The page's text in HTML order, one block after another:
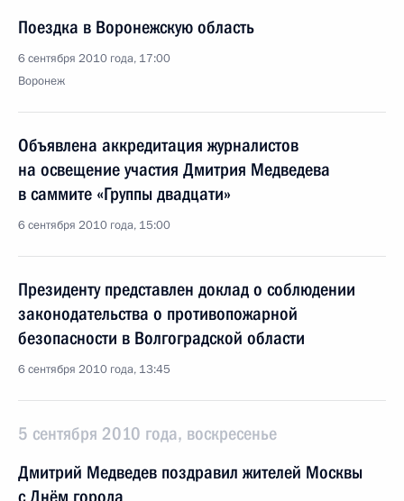
Поездка в Воронежскую область
6 сентября 2010 года, 17:00
Воронеж
Объявлена аккредитация журналистов
на освещение участия Дмитрия Медведева
в саммите «Группы двадцати»
6 сентября 2010 года, 15:00
Президенту представлен доклад о соблюдении
законодательства о противопожарной
безопасности в Волгоградской области
6 сентября 2010 года, 13:45
5 сентября 2010 года, воскресенье
Дмитрий Медведев поздравил жителей Москвы
с Днём города